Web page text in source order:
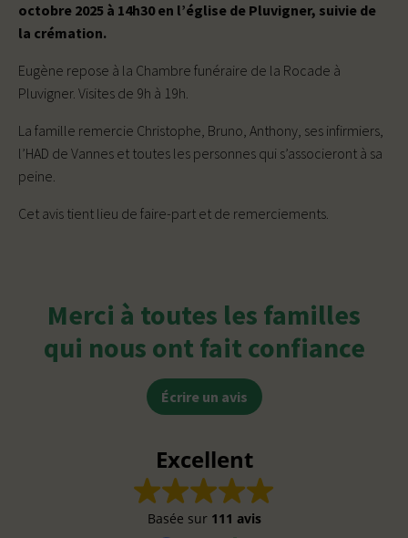
octobre 2025 à 14h30 en l’église de Pluvigner, suivie de
la crémation.
Eugène repose à la Chambre funéraire de la Rocade à
Pluvigner. Visites de 9h à 19h.
La famille remercie Christophe, Bruno, Anthony, ses infirmiers,
l’HAD de Vannes et toutes les personnes qui s’associeront à sa
peine.
Cet avis tient lieu de faire-part et de remerciements.
Merci à toutes les familles
qui nous ont fait confiance
Écrire un avis
Excellent
Basée sur 111 avis